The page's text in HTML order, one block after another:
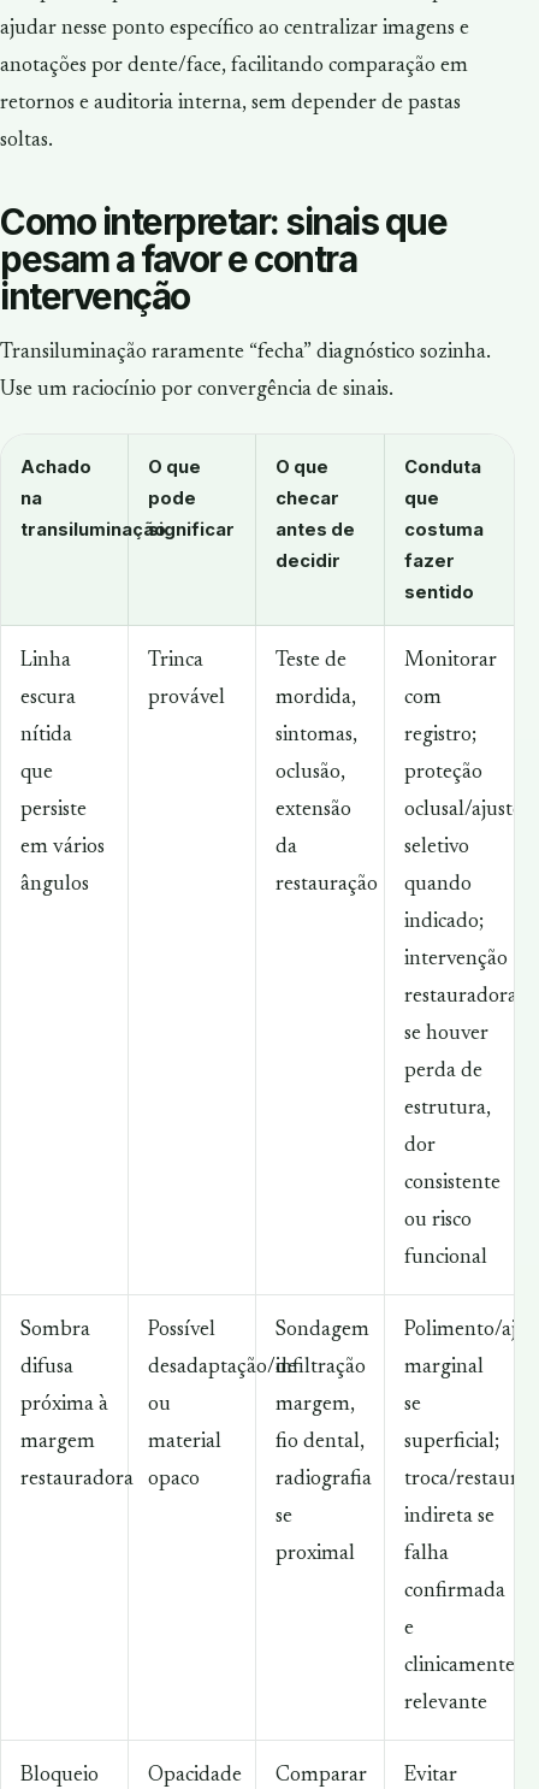
ajudar nesse ponto específico ao centralizar imagens e
anotações por dente/face, facilitando comparação em
retornos e auditoria interna, sem depender de pastas
soltas.
Como interpretar: sinais que
pesam a favor e contra
intervenção
Transiluminação raramente “fecha” diagnóstico sozinha.
Use um raciocínio por convergência de sinais.
Achado
na
transiluminação
O que
pode
significar
O que
checar
antes de
decidir
Conduta
que
costuma
fazer
sentido
Linha
escura
nítida
que
persiste
em vários
ângulos
Trinca
provável
Teste de
mordida,
sintomas,
oclusão,
extensão
da
restauração
Monitorar
com
registro;
proteção
oclusal/ajuste
seletivo
quando
indicado;
intervenção
restauradora
se houver
perda de
estrutura,
dor
consistente
ou risco
funcional
Sombra
difusa
próxima à
margem
restauradora
Possível
desadaptação/infiltração
ou
material
opaco
Sondagem
de
margem,
fio dental,
radiografia
se
proximal
Polimento/
marginal
se
superficial;
troca/
indireta se
falha
confirmada
e
clinicamente
relevante
Bloqueio
Opacidade
Comparar
Evitar